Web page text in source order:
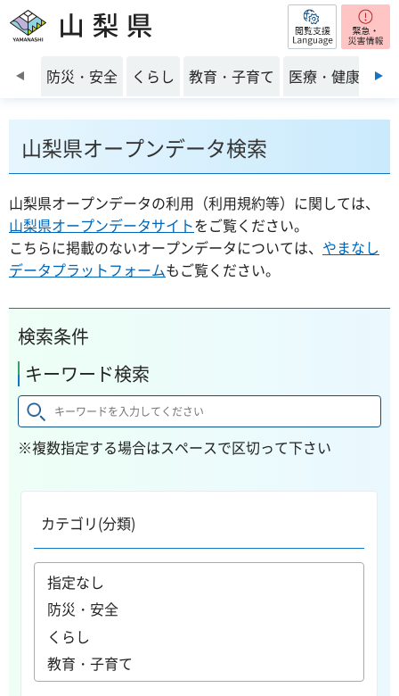
山梨県 閲覧支援
前のスライドを表示
防災・安全 くらし 教育・子育て 医療・健康・福
山梨県オープンデータ検索
山梨県オープンデータの利用（利用規約等）に関しては、
山梨県オープンデータサイトをご覧ください。
こちらに掲載のないオープンデータについては、 やまなし
データプラットフォームもご覧ください。
検索条件
キーワード検索
※複数指定する場合はスペースで区切って下さい
カテゴリ(分類)